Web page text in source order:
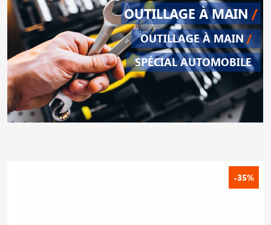
OUTILLAGE À MAIN /
OUTILLAGE À MAIN /
SPÉCIAL AUTOMOBILE
-35%